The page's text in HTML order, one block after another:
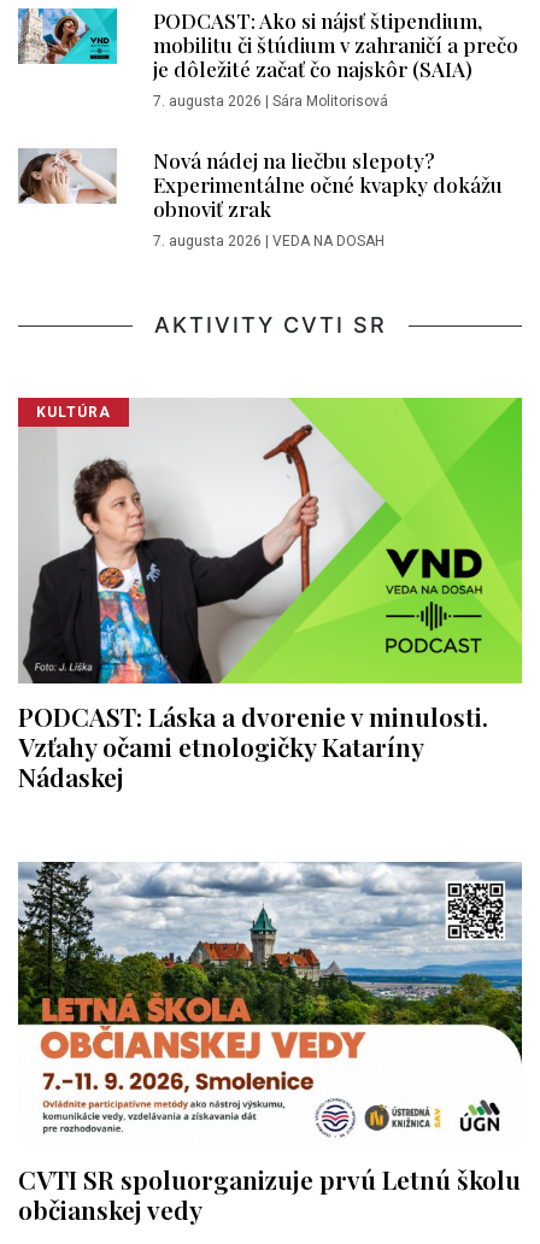
PODCAST: Ako si nájsť štipendium,
mobilitu či štúdium v zahraničí a prečo
je dôležité začať čo najskôr (SAIA)
7. augusta 2026 | Sára Molitorisová
Nová nádej na liečbu slepoty?
Experimentálne očné kvapky dokážu
obnoviť zrak
7. augusta 2026 | VEDA NA DOSAH
AKTIVITY CVTI SR
KULTÚRA
PODCAST: Láska a dvorenie v minulosti.
Vzťahy očami etnologičky Kataríny
Nádaskej
CVTI SR spoluorganizuje prvú Letnú školu
občianskej vedy